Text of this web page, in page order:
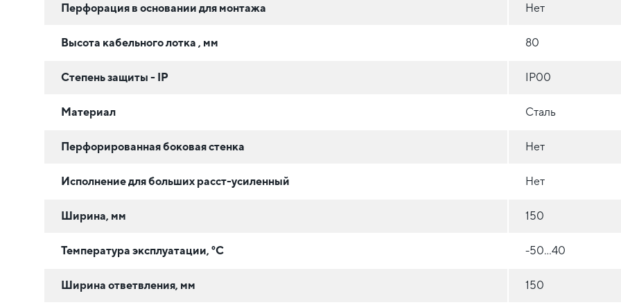
Перфорация в основании для монтажа Нет
Высота кабельного лотка , мм 80
Степень защиты - IP IP00
Материал Сталь
Перфорированная боковая стенка Нет
Исполнение для больших расст-усиленный Нет
Ширина, мм 150
Температура эксплуатации, °C -50...40
Ширина ответвления, мм 150